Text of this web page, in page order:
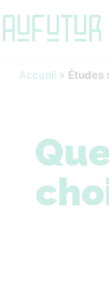
Accueil » Études